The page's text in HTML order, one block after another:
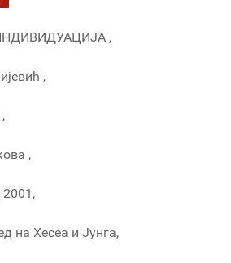
,
,
,
на Хесеа и Јунга,